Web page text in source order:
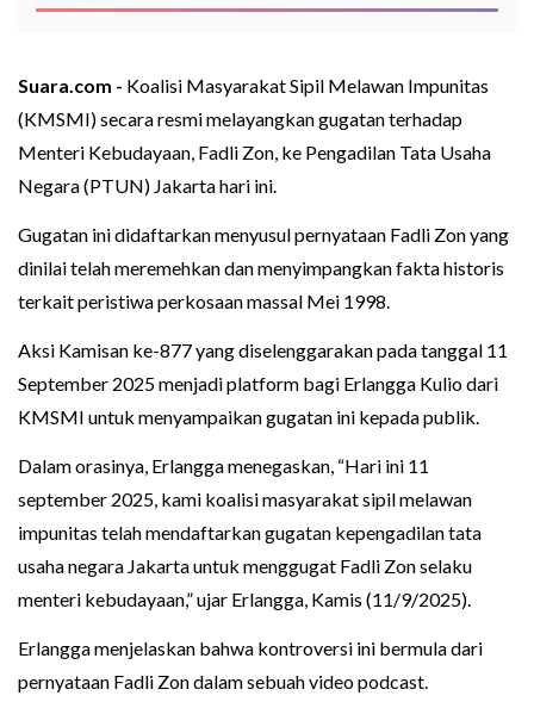
Suara.com - Koalisi Masyarakat Sipil Melawan Impunitas
(KMSMI) secara resmi melayangkan gugatan terhadap
Menteri Kebudayaan, Fadli Zon, ke Pengadilan Tata Usaha
Negara (PTUN) Jakarta hari ini.
Gugatan ini didaftarkan menyusul pernyataan Fadli Zon yang
dinilai telah meremehkan dan menyimpangkan fakta historis
terkait peristiwa perkosaan massal Mei 1998.
Aksi Kamisan ke-877 yang diselenggarakan pada tanggal 11
September 2025 menjadi platform bagi Erlangga Kulio dari
KMSMI untuk menyampaikan gugatan ini kepada publik.
Dalam orasinya, Erlangga menegaskan, “Hari ini 11
september 2025, kami koalisi masyarakat sipil melawan
impunitas telah mendaftarkan gugatan kepengadilan tata
usaha negara Jakarta untuk menggugat Fadli Zon selaku
menteri kebudayaan,” ujar Erlangga, Kamis (11/9/2025).
Erlangga menjelaskan bahwa kontroversi ini bermula dari
pernyataan Fadli Zon dalam sebuah video podcast.